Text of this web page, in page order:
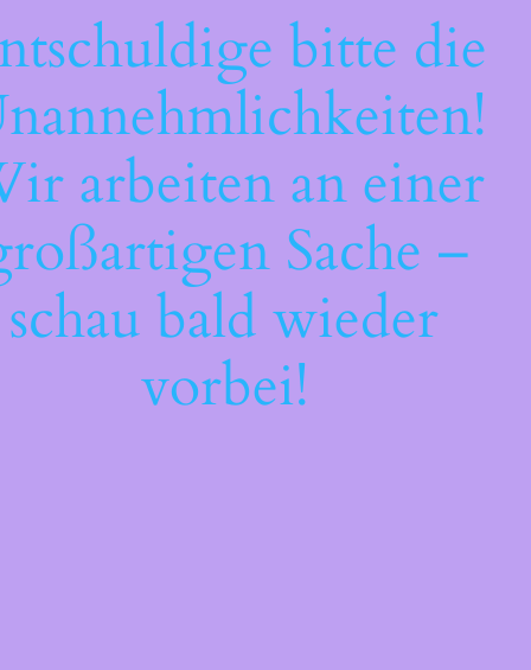
bitte die
arbeiten an einer
Sache –
schau bald wieder
vorbei!